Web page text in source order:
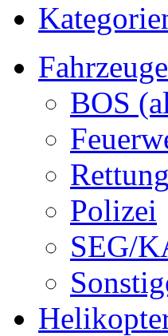
Fahrzeuge
BOS
Polizei
SEG/